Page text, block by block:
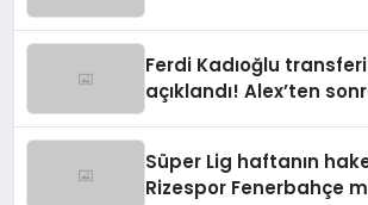
Ferdi Kadıoğlu
açıklandı! Alex’ten
Süper Lig haftanın
Rizespor Fenerbahçe